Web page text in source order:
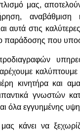
μας,
αναβάθμιση
αυτά στις
παράδοσης που
καλύπτουμε
κινητήρα και
γνωστών
όλα εγγυημένης
κάνει να